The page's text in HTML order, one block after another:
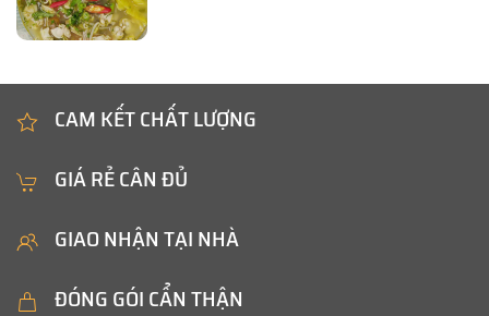
CAM KẾT CHẤT LƯỢNG
GIÁ RẺ CÂN ĐỦ
GIAO NHẬN TẠI NHÀ
ĐÓNG GÓI CẨN THẬN